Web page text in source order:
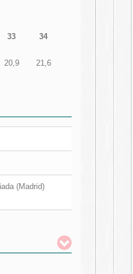
33 34
20,9 21,6
(Madrid)